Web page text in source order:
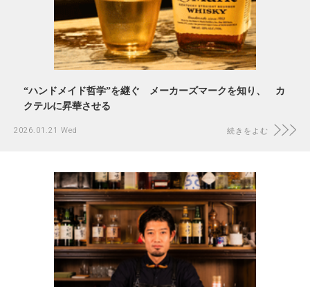
“ハンドメイド哲学”を継ぐ メーカーズマークを知り、 カ
クテルに昇華させる
2026.01.21 Wed 続きをよむ